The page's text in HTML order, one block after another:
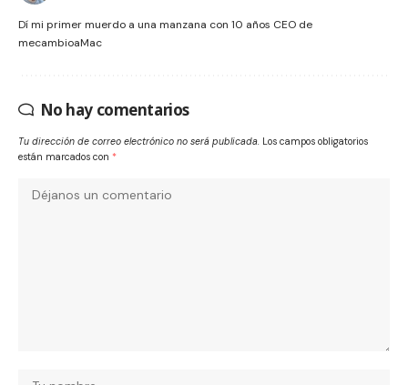
Dí mi primer muerdo a una manzana con 10 años CEO de
mecambioaMac
No hay comentarios
Tu dirección de correo electrónico no será publicada. Los campos obligatorios
están marcados con *